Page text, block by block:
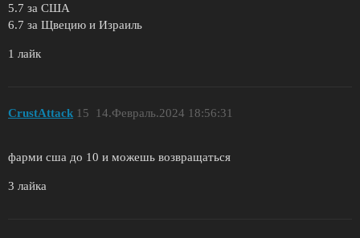
5.7 за США
6.7 за Щвецию и Израиль
1 лайк
CrustAttack 14.Февраль.2024 18:56:31
15
фарми сша до 10 и можешь возвращаться
3 лайка